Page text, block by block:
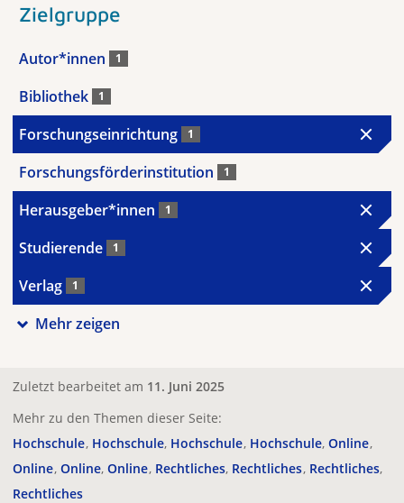
Zielgruppe
Autor*innen 1
Bibliothek 1
Forschungseinrichtung 1
Forschungsförderinstitution 1
Herausgeber*innen 1
Studierende 1
Verlag 1
Mehr zeigen
Zuletzt bearbeitet am 11. Juni 2025
Mehr zu den Themen dieser Seite:
Hochschule Hochschule Hochschule Hochschule Online
Online Online Online Rechtliches Rechtliches Rechtliches
Rechtliches